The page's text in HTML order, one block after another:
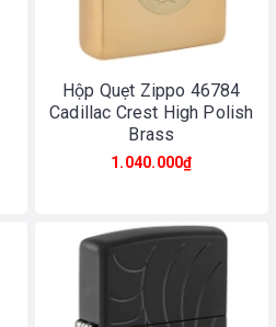
Hộp Quẹt Zippo 46784
Cadillac Crest High Polish
Brass
1.040.000₫